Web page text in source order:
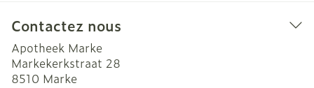
Contactez nous
Apotheek Marke
Markekerkstraat 28
8510 Marke